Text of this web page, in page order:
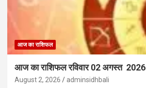
आज का राशिफल
आज का राशिफल रविवार 02 अगस्त 2026
August 2, 2026 adminsidhbali